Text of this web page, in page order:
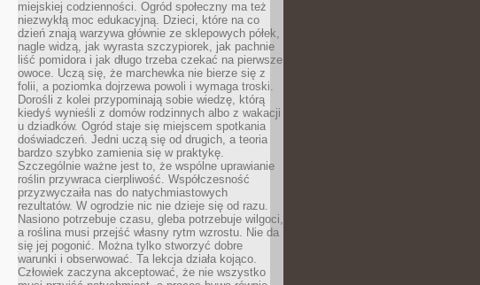
miejskiej codzienności. Ogród społeczny ma też
niezwykłą moc edukacyjną. Dzieci, które na co
dzień znają warzywa głównie ze sklepowych półek,
nagle widzą, jak wyrasta szczypiorek, jak pachnie
liść pomidora i jak długo trzeba czekać na pierwsze
owoce. Uczą się, że marchewka nie bierze się z
folii, a poziomka dojrzewa powoli i wymaga troski.
Dorośli z kolei przypominają sobie wiedzę, którą
kiedyś wynieśli z domów rodzinnych albo z wakacji
u dziadków. Ogród staje się miejscem spotkania
doświadczeń. Jedni uczą się od drugich, a teoria
bardzo szybko zamienia się w praktykę.
Szczególnie ważne jest to, że wspólne uprawianie
roślin przywraca cierpliwość. Współczesność
przyzwyczaiła nas do natychmiastowych
rezultatów. W ogrodzie nic nie dzieje się od razu.
Nasiono potrzebuje czasu, gleba potrzebuje wilgoci,
a roślina musi przejść własny rytm wzrostu. Nie da
się jej pogonić. Można tylko stworzyć dobre
warunki i obserwować. Ta lekcja działa kojąco.
Człowiek zaczyna akceptować, że nie wszystko